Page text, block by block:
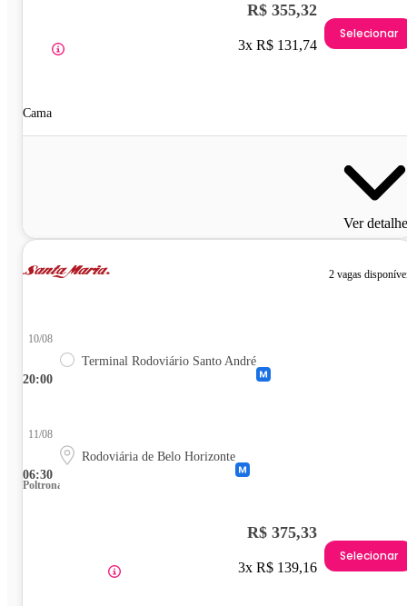
Cama
R$ 355,32
3x R$ 131,74
Selecionar
Ver
2 vagas
20:00
10/08
Terminal Rodoviário Santo André
06:30
11/08
Rodoviária de Belo Horizonte
Poltrona
R$ 375,33
3x R$ 139,16
Selecionar